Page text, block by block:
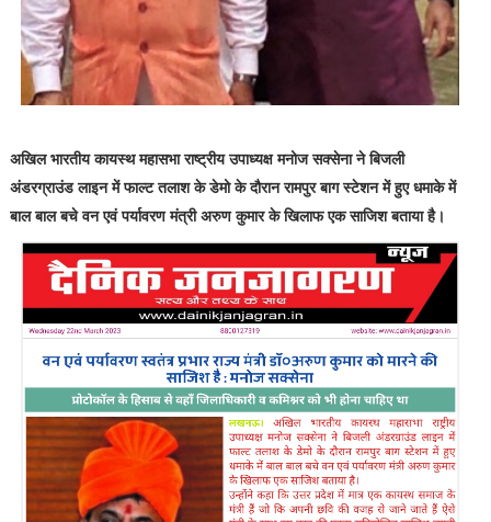
अखिल भारतीय कायस्थ महासभा राष्ट्रीय उपाध्यक्ष मनोज सक्सेना ने बिजली
अंडरग्राउंड लाइन में फाल्ट तलाश के डेमो के दौरान रामपुर बाग स्टेशन में हुए धमाके में
बाल बाल बचे वन एवं पर्यावरण मंत्री अरुण कुमार के खिलाफ एक साजिश बताया है।